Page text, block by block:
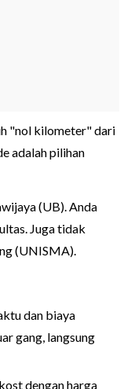
"nol kilometer" dari
adalah pilihan
(UB). Anda
Juga tidak
(UNISMA).
dan biaya
gang, langsung
dengan harga